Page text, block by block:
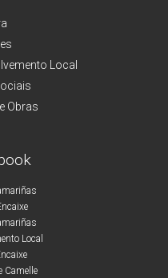
Local
Obras
Local
Camelle